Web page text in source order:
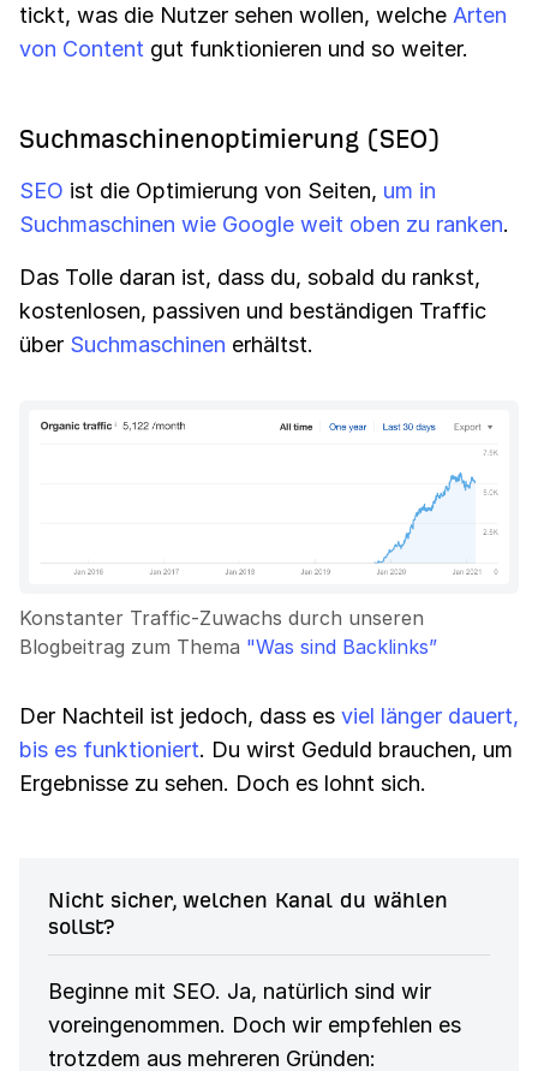
tickt, was die Nutzer sehen wollen, welche Arten
von Content gut funktionieren und so weiter.
Suchmaschinenoptimierung (SEO)
SEO ist die Optimierung von Seiten, um in
Suchmaschinen wie Google weit oben zu ranken.
Das Tolle daran ist, dass du, sobald du rankst,
kostenlosen, passiven und beständigen Traffic
über Suchmaschinen erhältst.
Konstanter Traffic-Zuwachs durch unseren
Blogbeitrag zum Thema "Was sind Backlinks”
Der Nachteil ist jedoch, dass es viel länger dauert,
bis es funktioniert. Du wirst Geduld brauchen, um
Ergebnisse zu sehen. Doch es lohnt sich.
Nicht sicher, welchen Kanal du wählen
sollst?
Beginne mit SEO. Ja, natürlich sind wir
voreingenommen. Doch wir empfehlen es
trotzdem aus mehreren Gründen: